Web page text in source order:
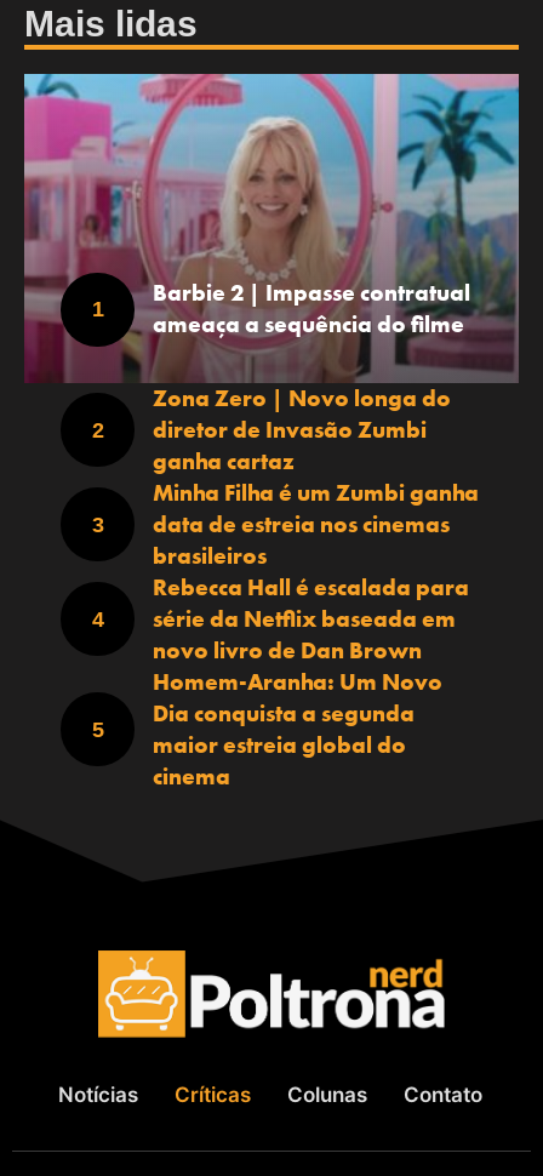
Mais lidas
Barbie 2 | Impasse contratual
ameaça a sequência do filme
Zona Zero | Novo longa do
diretor de Invasão Zumbi
ganha cartaz
Minha Filha é um Zumbi ganha
data de estreia nos cinemas
brasileiros
Rebecca Hall é escalada para
série da Netflix baseada em
novo livro de Dan Brown
Homem-Aranha: Um Novo
Dia conquista a segunda
maior estreia global do
cinema
Notícias Críticas Colunas Contato